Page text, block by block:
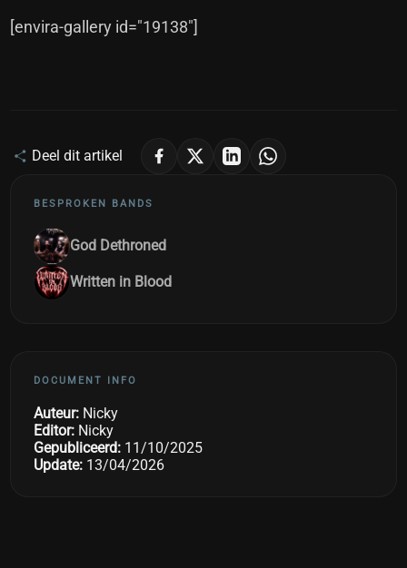
[envira-gallery id="19138"]
Deel dit artikel
BESPROKEN BANDS
God Dethroned
Written in Blood
DOCUMENT INFO
Auteur: Nicky
Editor: Nicky
Gepubliceerd: 11/10/2025
Update: 13/04/2026